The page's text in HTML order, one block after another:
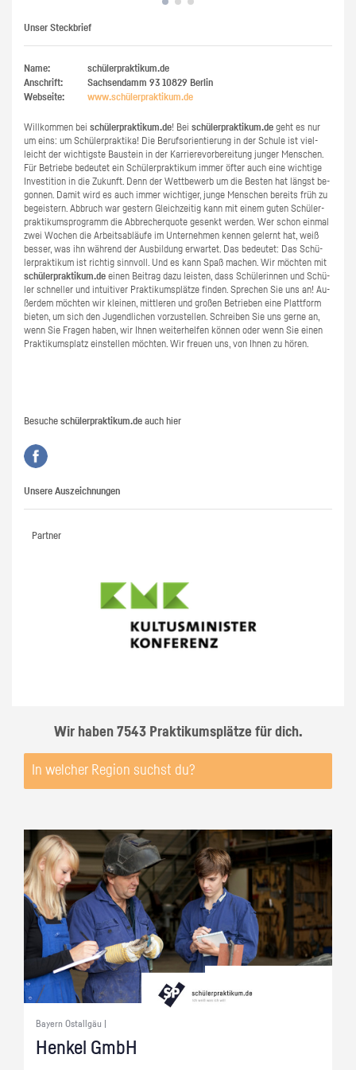
Unser Steckbrief
Name:
schülerpraktikum.de
Anschrift:
Sachsendamm 93 10829 Berlin
Webseite:
www.​schüler​prak​tiku​m.​de
Will­kom­men bei schü­ler­prak­ti­kum.de! Bei schü­ler­prak­ti­kum.de geht es nur
um eins: um Schü­ler­prak­ti­ka! Die Be­rufs­ori­en­tie­rung in der Schu­le ist viel­
leicht der wich­tigs­te Bau­stein in der Kar­rie­re­vor­be­rei­tung jun­ger Men­schen.
Für Be­trie­be be­deu­tet ein Schü­ler­prak­ti­kum immer öfter auch eine wich­ti­ge
In­ves­ti­ti­on in die Zu­kunft. Denn der Wett­be­werb um die Bes­ten hat längst be­
gon­nen. Damit wird es auch immer wich­ti­ger, junge Men­schen be­reits früh zu
be­geis­tern. Ab­bruch war ges­tern Gleich­zei­tig kann mit einem guten Schü­ler­
prak­ti­kums­pro­gramm die Ab­bre­cher­quo­te ge­senkt wer­den. Wer schon ein­mal
zwei Wo­chen die Ar­beits­ab­läu­fe im Un­ter­neh­men ken­nen ge­lernt hat, weiß
bes­ser, was ihn wäh­rend der Aus­bil­dung er­war­tet. Das be­deu­tet: Das Schü­
ler­prak­ti­kum ist rich­tig sinn­voll. Und es kann Spaß ma­chen. Wir möch­ten mit
schü­ler­prak­ti­kum.de einen Bei­trag dazu leis­ten, dass Schü­le­rin­nen und Schü­
ler schnel­ler und in­tui­ti­ver Prak­ti­kums­plät­ze fin­den. Spre­chen Sie uns an! Au­
ßer­dem möch­ten wir klei­nen, mitt­le­ren und gro­ßen Be­trie­ben eine Platt­form
bie­ten, um sich den Ju­gend­li­chen vor­zu­stel­len. Schrei­ben Sie uns gerne an,
wenn Sie Fra­gen haben, wir Ihnen wei­ter­hel­fen kön­nen oder wenn Sie einen
Prak­ti­kums­platz ein­stel­len möch­ten. Wir freu­en uns, von Ihnen zu hören.
Besuche schülerpraktikum.de auch hier
Unsere Auszeichnungen
Partner
Wir haben 7543 Praktikumsplätze für dich.
Bayern Ostallgäu |
Hen­kel GmbH